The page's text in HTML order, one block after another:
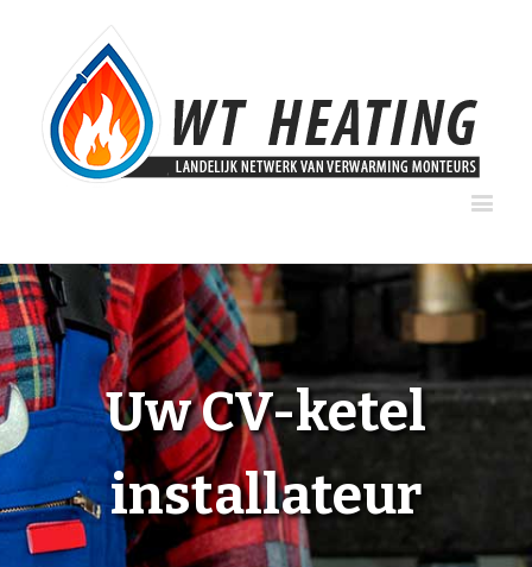
Uw CV-ketel
installateur